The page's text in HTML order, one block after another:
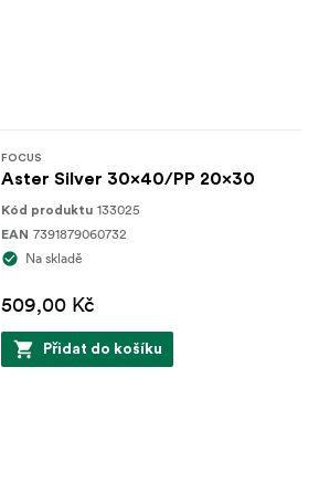
FOCUS
Aster Silver 30x40/PP 20x30
Kód produktu 133025
EAN 7391879060732
Na skladě
509,00 Kč
Přidat do košíku